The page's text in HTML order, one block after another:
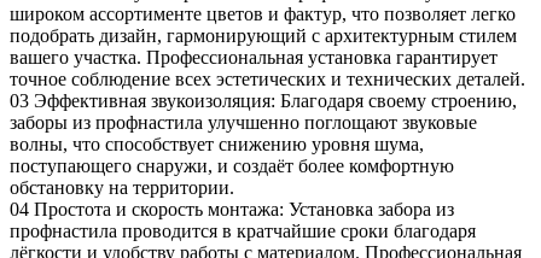
широком ассортименте цветов и фактур, что позволяет легко
подобрать дизайн, гармонирующий с архитектурным стилем
вашего участка. Профессиональная установка гарантирует
точное соблюдение всех эстетических и технических деталей.
03 Эффективная звукоизоляция: Благодаря своему строению,
заборы из профнастила улучшенно поглощают звуковые
волны, что способствует снижению уровня шума,
поступающего снаружи, и создаёт более комфортную
обстановку на территории.
04 Простота и скорость монтажа: Установка забора из
профнастила проводится в кратчайшие сроки благодаря
лёгкости и удобству работы с материалом. Профессиональная